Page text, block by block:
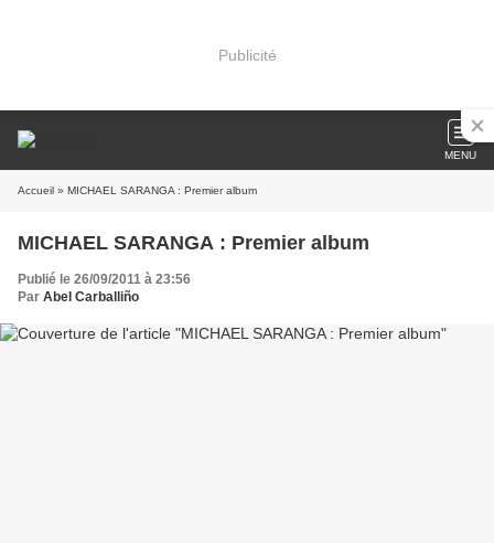
Publicité
MENU
Accueil » MICHAEL SARANGA : Premier album
MICHAEL SARANGA : Premier album
Publié le 26/09/2011 à 23:56
Par Abel Carballiño